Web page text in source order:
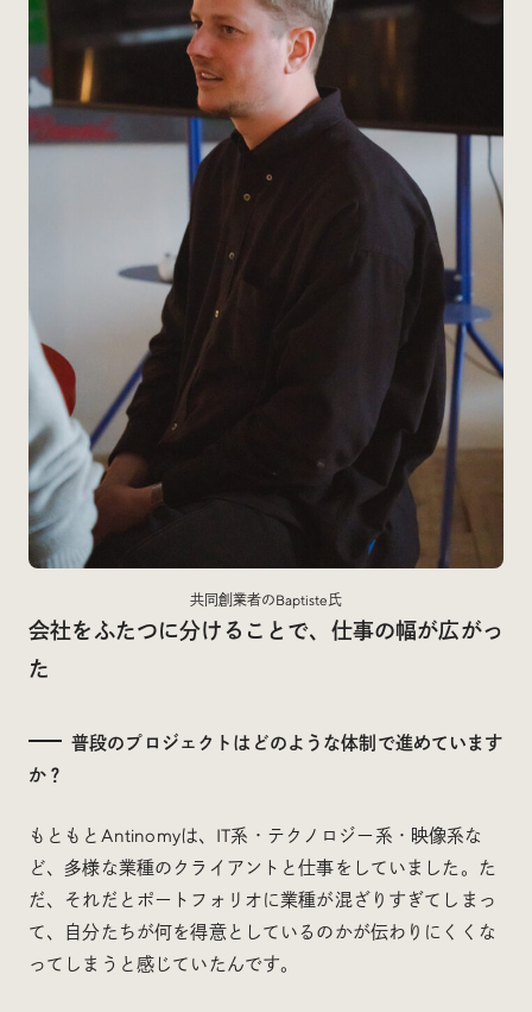
共同創業者のBaptiste氏
会社をふたつに分けることで、仕事の幅が広がっ
た
普段のプロジェクトはどのような体制で進めています
か？
もともとAntinomyは、IT系・テクノロジー系・映像系な
ど、多様な業種のクライアントと仕事をしていました。た
だ、それだとポートフォリオに業種が混ざりすぎてしまっ
て、自分たちが何を得意としているのかが伝わりにくくな
ってしまうと感じていたんです。